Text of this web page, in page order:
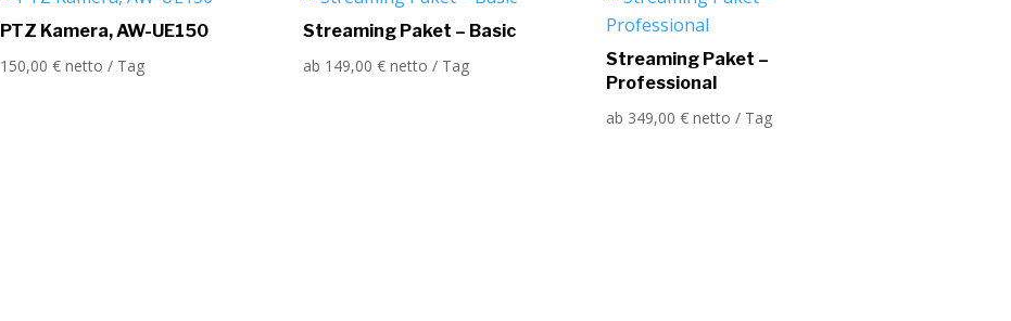
PTZ Kamera, AW-UE150
150,00€ netto / Tag
Streaming Paket – Basic
ab 149,00€ netto / Tag
Streaming Paket –
Professional
ab 349,00€ netto / Tag